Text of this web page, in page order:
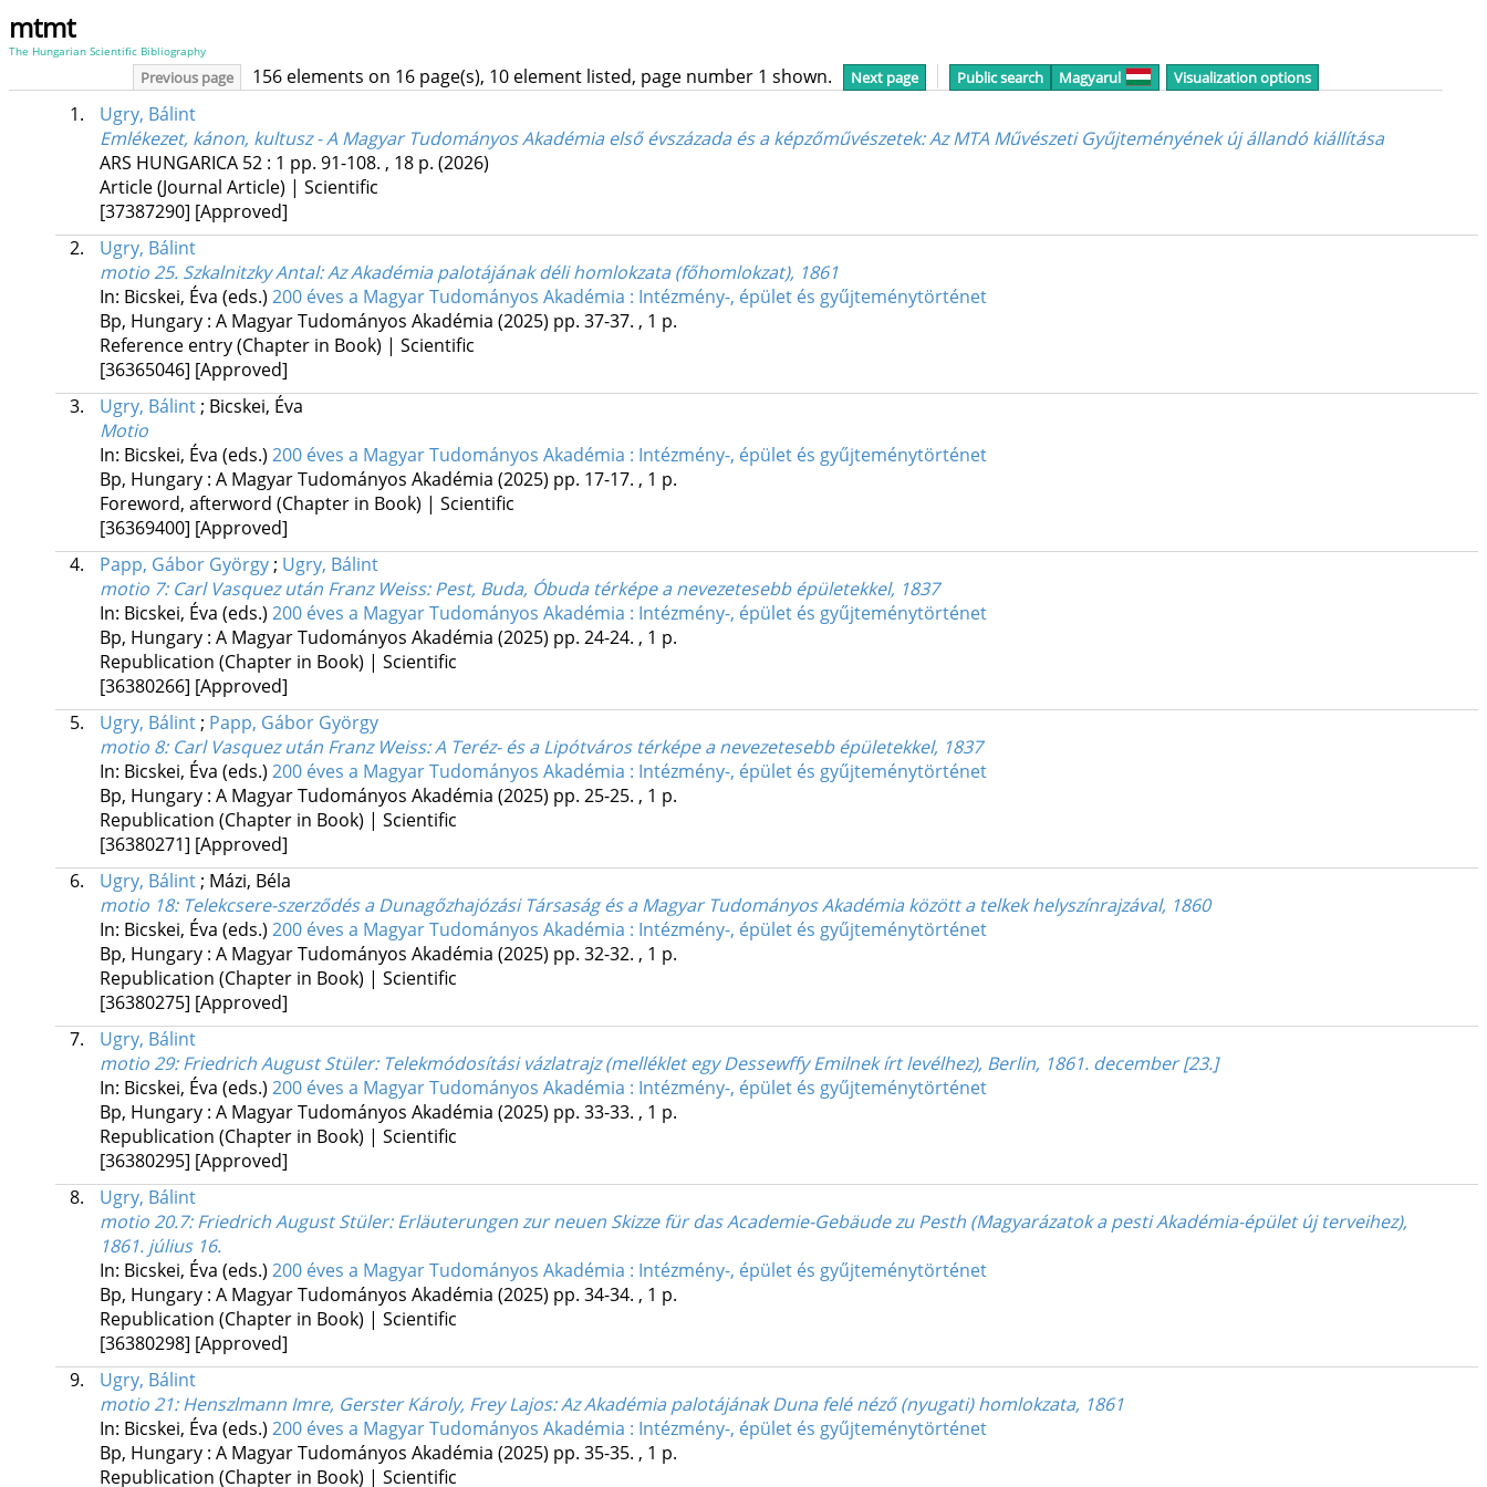
mtmt
The Hungarian Scientific Bibliography
Previous page 156 elements on 16 page(s), 10 element listed, page number 1 shown. Next page Public search Magyarul Visualization options
1.
Ugry, Bálint
Emlékezet, kánon, kultusz - A Magyar Tudományos Akadémia első évszázada és a képzőművészetek: Az MTA Művészeti Gyűjteményének új állandó kiállítása
ARS HUNGARICA 52: 1 pp. 91-108. , 18 p. (2026)
Article (Journal Article) | Scientific
[37387290] [Approved]
2.
Ugry, Bálint
motio 25. Szkalnitzky Antal: Az Akadémia palotájának déli homlokzata (főhomlokzat), 1861
In: Bicskei, Éva (eds.) 200 éves a Magyar Tudományos Akadémia : Intézmény-, épület és gyűjteménytörténet
Bp, Hungary : A Magyar Tudományos Akadémia (2025) pp. 37-37. , 1 p.
Reference entry (Chapter in Book) | Scientific
[36365046] [Approved]
3.
Ugry, Bálint; Bicskei, Éva
Motio
In: Bicskei, Éva (eds.) 200 éves a Magyar Tudományos Akadémia : Intézmény-, épület és gyűjteménytörténet
Bp, Hungary : A Magyar Tudományos Akadémia (2025) pp. 17-17. , 1 p.
Foreword, afterword (Chapter in Book) | Scientific
[36369400] [Approved]
4.
Papp, Gábor György; Ugry, Bálint
motio 7: Carl Vasquez után Franz Weiss: Pest, Buda, Óbuda térképe a nevezetesebb épületekkel, 1837
In: Bicskei, Éva (eds.) 200 éves a Magyar Tudományos Akadémia : Intézmény-, épület és gyűjteménytörténet
Bp, Hungary : A Magyar Tudományos Akadémia (2025) pp. 24-24. , 1 p.
Republication (Chapter in Book) | Scientific
[36380266] [Approved]
5.
Ugry, Bálint; Papp, Gábor György
motio 8: Carl Vasquez után Franz Weiss: A Teréz- és a Lipótváros térképe a nevezetesebb épületekkel, 1837
In: Bicskei, Éva (eds.) 200 éves a Magyar Tudományos Akadémia : Intézmény-, épület és gyűjteménytörténet
Bp, Hungary : A Magyar Tudományos Akadémia (2025) pp. 25-25. , 1 p.
Republication (Chapter in Book) | Scientific
[36380271] [Approved]
6.
Ugry, Bálint; Mázi, Béla
motio 18: Telekcsere-szerződés a Dunagőzhajózási Társaság és a Magyar Tudományos Akadémia között a telkek helyszínrajzával, 1860
In: Bicskei, Éva (eds.) 200 éves a Magyar Tudományos Akadémia : Intézmény-, épület és gyűjteménytörténet
Bp, Hungary : A Magyar Tudományos Akadémia (2025) pp. 32-32. , 1 p.
Republication (Chapter in Book) | Scientific
[36380275] [Approved]
7.
Ugry, Bálint
motio 29: Friedrich August Stüler: Telekmódosítási vázlatrajz (melléklet egy Dessewffy Emilnek írt levélhez), Berlin, 1861. december [23.]
In: Bicskei, Éva (eds.) 200 éves a Magyar Tudományos Akadémia : Intézmény-, épület és gyűjteménytörténet
Bp, Hungary : A Magyar Tudományos Akadémia (2025) pp. 33-33. , 1 p.
Republication (Chapter in Book) | Scientific
[36380295] [Approved]
8.
Ugry, Bálint
motio 20.7: Friedrich August Stüler: Erläuterungen zur neuen Skizze für das Academie-Gebäude zu Pesth (Magyarázatok a pesti Akadémia-épület új terveihez),
1861. július 16.
In: Bicskei, Éva (eds.) 200 éves a Magyar Tudományos Akadémia : Intézmény-, épület és gyűjteménytörténet
Bp, Hungary : A Magyar Tudományos Akadémia (2025) pp. 34-34. , 1 p.
Republication (Chapter in Book) | Scientific
[36380298] [Approved]
9.
Ugry, Bálint
motio 21: Henszlmann Imre, Gerster Károly, Frey Lajos: Az Akadémia palotájának Duna felé néző (nyugati) homlokzata, 1861
In: Bicskei, Éva (eds.) 200 éves a Magyar Tudományos Akadémia : Intézmény-, épület és gyűjteménytörténet
Bp, Hungary : A Magyar Tudományos Akadémia (2025) pp. 35-35. , 1 p.
Republication (Chapter in Book) | Scientific